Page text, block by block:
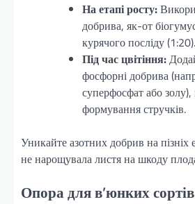
На етапі росту:
добрива, як-от
курячого посліду (1:20).
Під час цвітіння:
фосфорні добрива
суперфосфат або
формування стручків.
Уникайте азотних добрив на
не нарощувала листя на шкоду
Опора для в’юнких сортів